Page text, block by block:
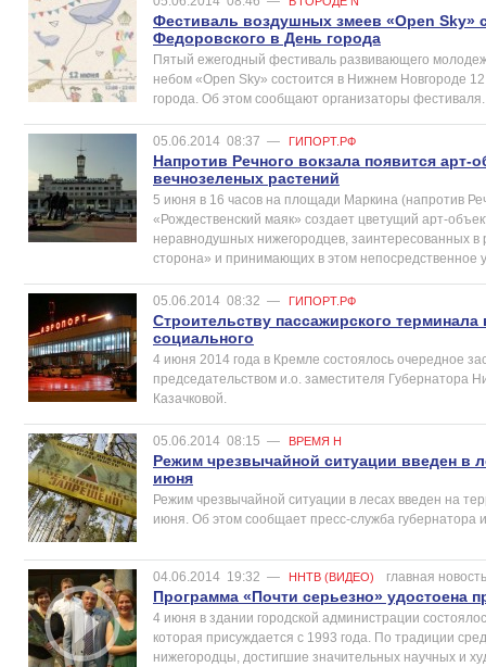
Фестиваль воздушных змеев «Open Sky»
Федоровского в День города
Пятый ежегодный фестиваль развивающего
небом «Open Sky» состоится в Нижнем Новгороде
города. Об этом сообщают организаторы фестиваля.
05.06.2014 08:37 — ГИПОРТ.РФ
Напротив Речного вокзала появится арт-
вечнозеленых растений
5 июня в 16 часов на площади Маркина (напротив
«Рождественский маяк» создает цветущий арт-
неравнодушных нижегородцев, заинтересованных в
сторона» и принимающих в этом непосредственное
05.06.2014 08:32 — ГИПОРТ.РФ
Строительству пассажирского терминала
социального
4 июня 2014 года в Кремле состоялось очередное
председательством и.о. заместителя Губернатора
Казачковой.
05.06.2014 08:15 — ВРЕМЯ Н
Режим чрезвычайной ситуации введен в
июня
Режим чрезвычайной ситуации в лесах введен на
июня. Об этом сообщает пресс-служба губернатора
04.06.2014 19:32 — ННТВ (ВИДЕО) главная новость
Программа «Почти серьезно» удостоена
4 июня в здании городской администрации
которая присуждается с 1993 года. По традиции
нижегородцы, достигшие значительных научных и